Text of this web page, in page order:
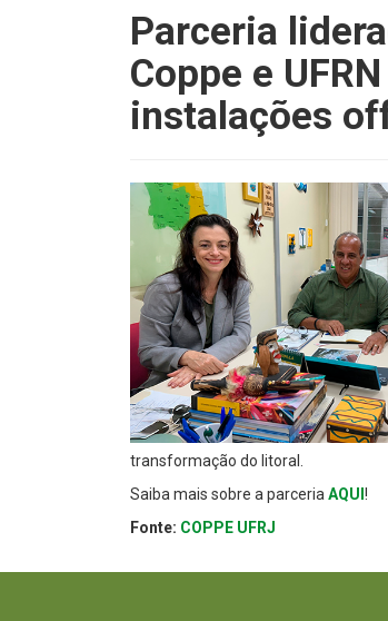
Parceria
Coppe e
instalações
transformação do litoral.
Saiba mais sobre a parceriaAQUI !
Fonte: COPPE UFRJ